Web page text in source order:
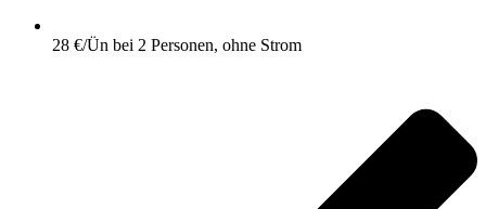
28 €/Ün bei 2 Personen, ohne Strom